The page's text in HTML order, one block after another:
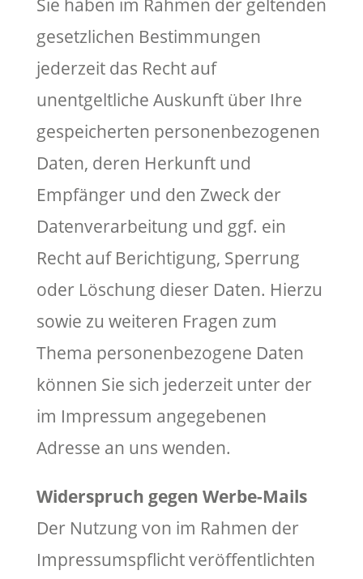
Sie haben im Rahmen der geltenden
gesetzlichen Bestimmungen
jederzeit das Recht auf
unentgeltliche Auskunft über Ihre
gespeicherten personenbezogenen
Daten, deren Herkunft und
Empfänger und den Zweck der
Datenverarbeitung und ggf. ein
Recht auf Berichtigung, Sperrung
oder Löschung dieser Daten. Hierzu
sowie zu weiteren Fragen zum
Thema personenbezogene Daten
können Sie sich jederzeit unter der
im Impressum angegebenen
Adresse an uns wenden.
Widerspruch gegen Werbe-Mails
Der Nutzung von im Rahmen der
Impressumspflicht veröffentlichten